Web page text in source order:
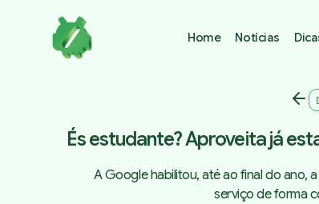
Home Notícias
És estudante? Aproveita já
A Google habilitou, até ao final do ano,
serviço de forma